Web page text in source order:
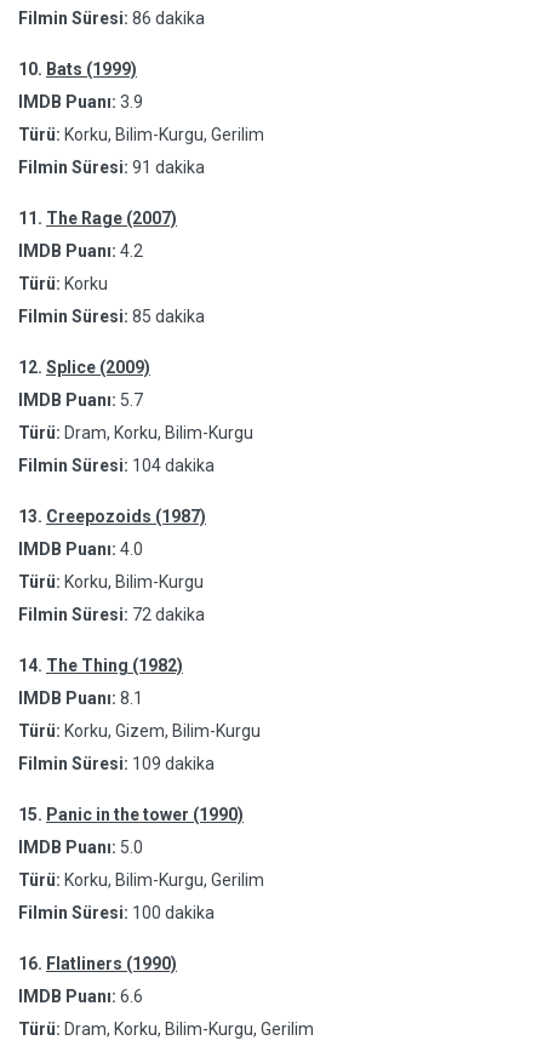
Filmin Süresi: 86 dakika
10. Bats (1999)
IMDB Puanı: 3.9
Türü: Korku, Bilim-Kurgu, Gerilim
Filmin Süresi: 91 dakika
11. The Rage (2007)
IMDB Puanı: 4.2
Türü: Korku
Filmin Süresi: 85 dakika
12. Splice (2009)
IMDB Puanı: 5.7
Türü: Dram, Korku, Bilim-Kurgu
Filmin Süresi: 104 dakika
13. Creepozoids (1987)
IMDB Puanı: 4.0
Türü: Korku, Bilim-Kurgu
Filmin Süresi: 72 dakika
14. The Thing (1982)
IMDB Puanı: 8.1
Türü: Korku, Gizem, Bilim-Kurgu
Filmin Süresi: 109 dakika
15. Panic in the tower (1990)
IMDB Puanı: 5.0
Türü: Korku, Bilim-Kurgu, Gerilim
Filmin Süresi: 100 dakika
16. Flatliners (1990)
IMDB Puanı: 6.6
Türü: Dram, Korku, Bilim-Kurgu, Gerilim